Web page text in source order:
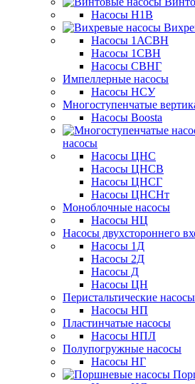
Насосы Н1В
Насосы 1АСВН
Насосы 1СВН
Насосы СВНГ
Импеллерные насосы
Насосы НСУ
Многоступенчатые
Насосы Boosta
насосы
Насосы ЦНС
Насосы ЦНСВ
Насосы ЦНСГ
Насосы ЦНСНт
Моноблочные насосы
Насосы НЦ
Насосы двухстороннего
Насосы 1Д
Насосы 2Д
Насосы Д
Насосы ЦН
Перистальтические насосы
Насосы НП
Пластинчатые насосы
Насосы НПЛ
Полупогружные насосы
Насосы НГ